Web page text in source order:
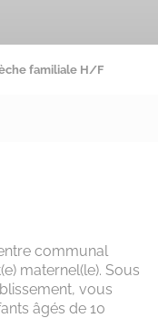
familiale H/F
communal
maternel(le). Sous
vous
âgés de 10